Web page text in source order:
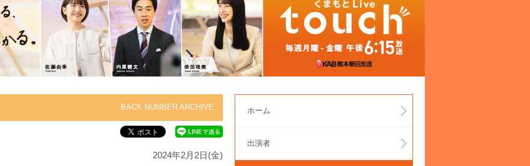
BACK NUMBER ARCHIVE
2024年2月2日(金)
ホーム
出演者